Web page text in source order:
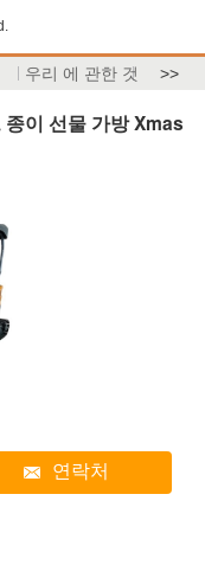
우리 에 관한 것 >>
이 선물 가방 Xmas
연락처